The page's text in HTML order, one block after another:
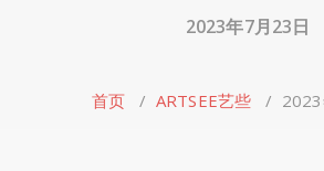
2023年7月23日
首页 / ARTSEE艺些 /